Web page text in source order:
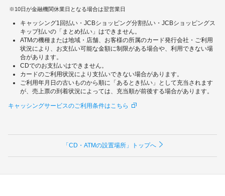
10日が金融機関休業日となる場合は翌営業日
キャッシング1回払い・JCBショッピング分割払い・JCBショッピングス
キップ払いの「まとめ払い」はできません。
ATMの機種または地域・店舗、お客様の所属のカード発行会社・ご利用
状況により、お支払い可能な金額に制限がある場合や、利用できない場
合があります。
CDでのお支払いはできません。
カードのご利用状況により支払いできない場合があります。
ご利用年月日の古いものから順に「あるとき払い」として充当されます
が、売上票の到着状況によっては、充当順が前後する場合があります。
キャッシングサービスのご利用条件はこちら
「CD・ATMの設置場所」トップへ